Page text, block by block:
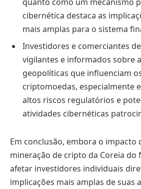
cibernética destaca as
mais amplas para o sistema
Investidores e comerciantes
vigilantes e informados sobre
geopolíticas que influenciam
criptomoedas, especialmente
altos riscos regulatórios e
atividades cibernéticas
Em conclusão, embora o impacto
mineração de cripto da Coreia do
afetar investidores individuais
implicações mais amplas de suas